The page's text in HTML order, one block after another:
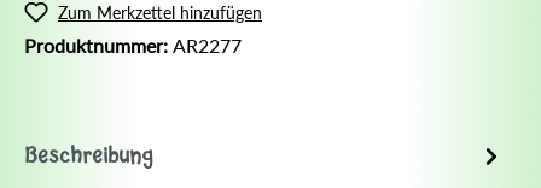
Zum Merkzettel hinzufügen
Produktnummer: AR2277
Beschreibung